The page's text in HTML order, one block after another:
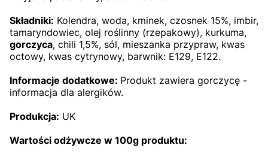
Składniki: Kolendra, woda, kminek, czosnek 15%, imbir,
tamaryndowiec, olej roślinny (rzepakowy), kurkuma,
gorczyca, chili 1,5%, sól, mieszanka przypraw, kwas
octowy, kwas cytrynowy, barwnik: E129, E122.
Informacje dodatkowe: Produkt zawiera gorczycę -
informacja dla alergików.
Produkcja: UK
Wartości odżywcze w 100g produktu: